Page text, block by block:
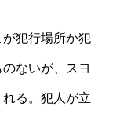
犯行場所か犯
ないが、スヨ
る。犯人が立